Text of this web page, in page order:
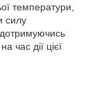
температури,
силу
час дії цієї